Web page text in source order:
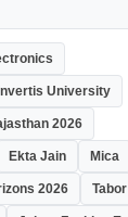
Invertis University
2026
Ekta Jain Mica
2026 Tabor